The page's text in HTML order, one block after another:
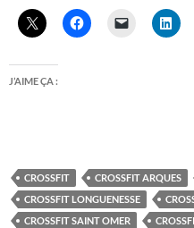
J’AIME ÇA :
CROSSFIT CROSSFIT ARQUES
CROSSFIT LONGUENESSE
CROSSFIT SAINT OMER